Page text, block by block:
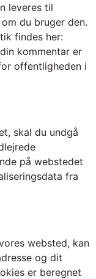
leveres til
du bruger den.
findes her:
kommentar er
offentligheden i
skal du undgå
på webstedet
fra
websted, kan
og dit
er beregnet